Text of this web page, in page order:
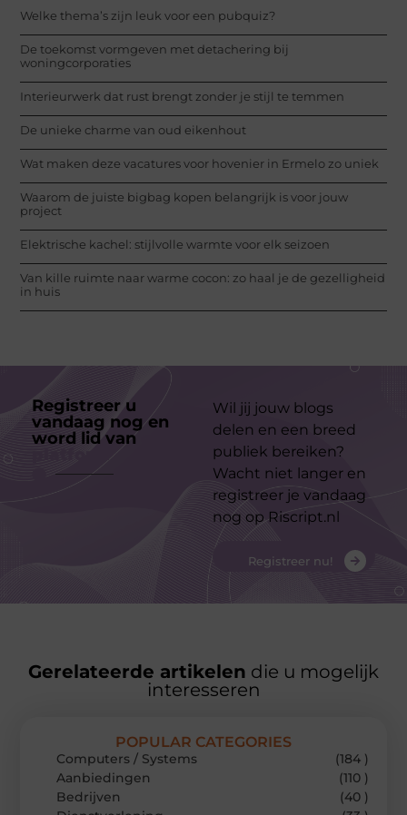
Welke thema’s zijn leuk voor een pubquiz?
De toekomst vormgeven met detachering bij
woningcorporaties
Interieurwerk dat rust brengt zonder je stijl te temmen
De unieke charme van oud eikenhout
Wat maken deze vacatures voor hovenier in Ermelo zo uniek
Waarom de juiste bigbag kopen belangrijk is voor jouw
project
Elektrische kachel: stijlvolle warmte voor elk seizoen
Van kille ruimte naar warme cocon: zo haal je de gezelligheid
in huis
Registreer u
vandaag nog en
word lid van
Wil jij jouw blogs
delen en een breed
publiek bereiken?
Wacht niet langer en
registreer je vandaag
nog op Riscript.nl
Registreer nu!
Gerelateerde artikelen die u mogelijk
interesseren
POPULAR CATEGORIES
Computers / Systems
(184 )
Aanbiedingen
(110 )
Bedrijven
(40 )